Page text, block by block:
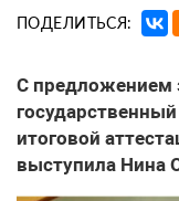
ПОДЕЛИТЬСЯ:
С предложением
итоговой
выступила Нина